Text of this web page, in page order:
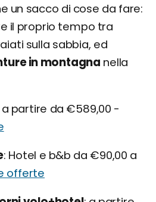
un sacco di cose da fare:
il proprio tempo tra
sulla sabbia, ed
in montagna nella
a partire da €589,00 -
Hotel e b&b da €90,00 a
offerte